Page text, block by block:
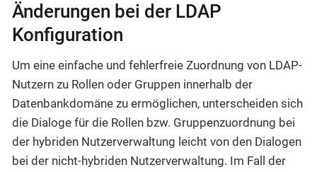
Änderungen bei der LDAP
Konfiguration
Um eine einfache und fehlerfreie Zuordnung von LDAP-
Nutzern zu Rollen oder Gruppen innerhalb der
Datenbankdomäne zu ermöglichen, unterscheiden sich
die Dialoge für die Rollen bzw. Gruppenzuordnung bei
der hybriden Nutzerverwaltung leicht von den Dialogen
bei der nicht-hybriden Nutzerverwaltung. Im Fall der